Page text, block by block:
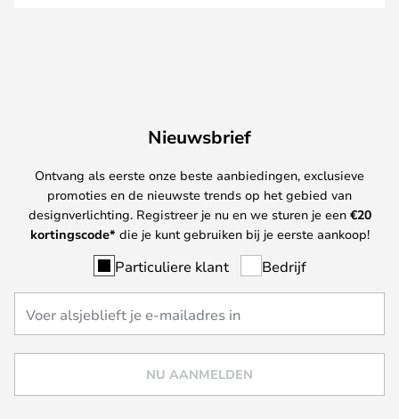
Nieuwsbrief
Ontvang als eerste onze beste aanbiedingen, exclusieve
promoties en de nieuwste trends op het gebied van
designverlichting. Registreer je nu en we sturen je een €20
kortingscode* die je kunt gebruiken bij je eerste aankoop!
Particuliere klant Bedrijf
NU AANMELDEN